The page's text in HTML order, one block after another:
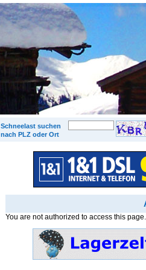
You are not authorized to access this page.
Schneelast suchen
nach PLZ oder Ort
©